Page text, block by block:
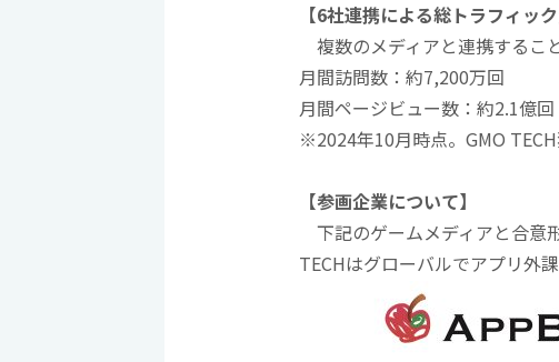
【6社連携による総トラフィック
複数のメディアと連携するこ
月間訪問数：約7,200万回
月間ページビュー数：約2.1億回
※2024年10月時点。GMO TECH
【参画企業について】
下記のゲームメディアと合意
TECHはグローバルでアプリ外